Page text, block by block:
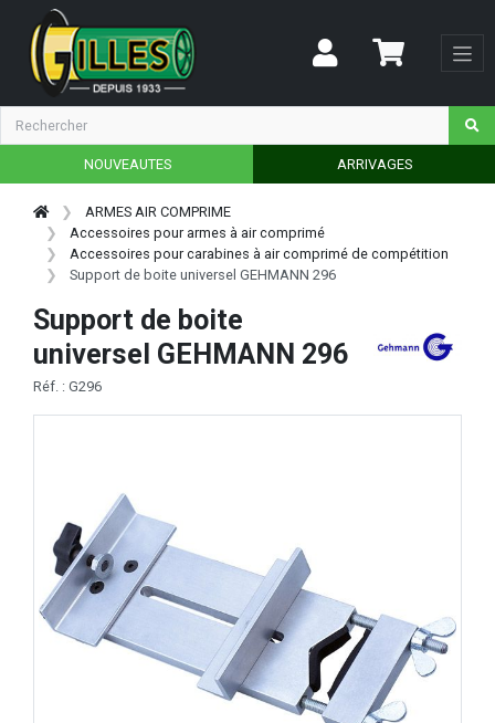
NOUVEAUTES ARRIVAGES
ARMES AIR COMPRIME
Accessoires pour armes à air comprimé
Accessoires pour carabines à air comprimé de compétition
Support de boite universel GEHMANN 296
Support de boite
universel GEHMANN 296
Réf. : G296